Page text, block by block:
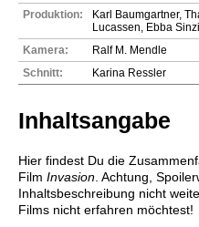
Produktion:
Karl Baumgartner,
Lucassen, Ebba
Kamera:
Ralf M. Mendle
Schnitt:
Karina Ressler
Inhaltsangabe
Hier findest Du die
Film Invasion. Achtung,
Inhaltsbeschreibung nicht
Films nicht erfahren möchtest!